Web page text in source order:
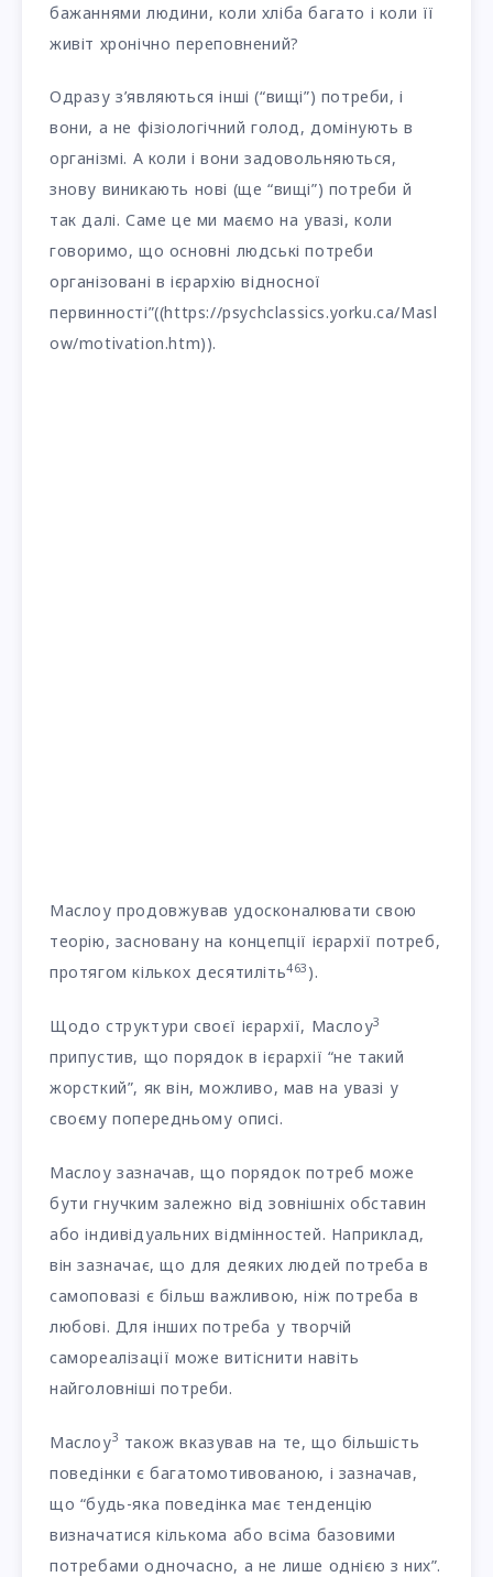
бажаннями людини, коли хліба багато і коли її
живіт хронічно переповнений?
Одразу з’являються інші (“вищі”) потреби, і
вони, а не фізіологічний голод, домінують в
організмі. А коли і вони задовольняються,
знову виникають нові (ще “вищі”) потреби й
так далі. Саме це ми маємо на увазі, коли
говоримо, що основні людські потреби
організовані в ієрархію відносної
первинності”((https://psychclassics.yorku.ca/Masl
ow/motivation.htm)).
Маслоу продовжував удосконалювати свою
теорію, засновану на концепції ієрархії потреб,
протягом кількох десятиліть463 ).
Щодо структури своєї ієрархії, Маслоу3
припустив, що порядок в ієрархії “не такий
жорсткий”, як він, можливо, мав на увазі у
своєму попередньому описі.
Маслоу зазначав, що порядок потреб може
бути гнучким залежно від зовнішніх обставин
або індивідуальних відмінностей. Наприклад,
він зазначає, що для деяких людей потреба в
самоповазі є більш важливою, ніж потреба в
любові. Для інших потреба у творчій
самореалізації може витіснити навіть
найголовніші потреби.
Маслоу3 також вказував на те, що більшість
поведінки є багатомотивованою, і зазначав,
що “будь-яка поведінка має тенденцію
визначатися кількома або всіма базовими
потребами одночасно, а не лише однією з них”.